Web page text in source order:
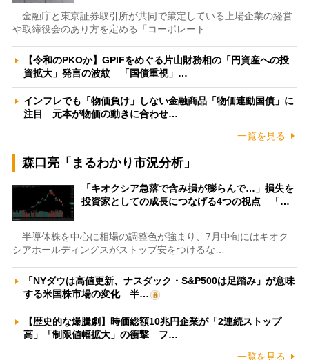
金融庁と東京証券取引所が共同で策定している上場企業の経営
や取締役会のあり方を定める「コーポレート…
【令和のPKOか】GPIFをめぐる片山財務相の「円資産への投
資拡大」発言の波紋 「国債重視」…
インフレでも「物価負け」しない金融商品「物価連動国債」に
注目 元本が物価の動きに合わせ…
一覧を見る
森口亮「まるわかり市況分析」
「キオクシア急落で含み損が膨らんで…」損失を
投資家としての成長につなげる4つの視点 「…
半導体株を中心に相場の調整色が強まり、7月中旬にはキオク
シアホールディングスがストップ安をつけるな…
「NYダウは高値更新、ナスダック・S&P500は足踏み」が意味
する米国株市場の変化 半…
【歴史的な爆騰劇】時価総額10兆円企業が「2連続ストップ
高」「制限値幅拡大」の衝撃 フ…
一覧を見る